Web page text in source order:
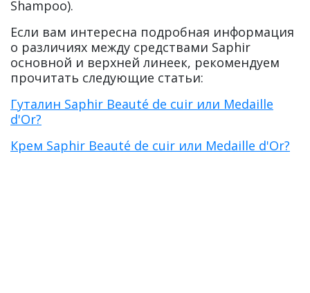
Shampoo).
Если вам интересна подробная информация
о различиях между средствами Saphir
основной и верхней линеек, рекомендуем
прочитать следующие статьи:
Гуталин Saphir Beauté de cuir или Medaille
d'Or?
Крем Saphir Beauté de cuir или Medaille d'Or?